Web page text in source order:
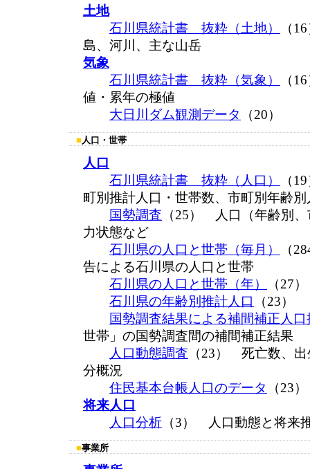
土地
石川県統計書 抜粋（土地）
（
島、河川、主な山岳
気象
石川県統計書 抜粋（気象）
（
値・累年の極値
大日川ダム観測データ
（20）
■人口・世帯
人口
石川県統計書 抜粋（人口）
（
町別推計人口・世帯数、市町別年齢
国勢調査 （25） 人口（年齢別
力状態など
石川県の人口と世帯（毎月）
（
告による石川県の人口と世帯
石川県の人口と世帯（年）
（27
石川県の年齢別推計人口
（23）
国勢調査結果による補間補正人口
世帯」の国勢調査間の補間補正結果
人口動態調査 （23） 死亡数、
分概況
住民基本台帳人口のデータ
（23
将来人口
人口分析 （3） 人口動態と将来
■事業所